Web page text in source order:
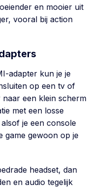
en mooier uit
vooral bij action
adapter kun je je
op een tv of
een klein scherm
met een losse
je een console
game gewoon op je
headset, dan
en audio tegelijk